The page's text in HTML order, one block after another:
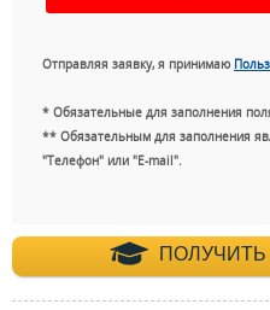
Отправляя заявку, я принимаю
* Обязательные для заполнения
** Обязательным для заполнения
"Телефон" или "E-mail".